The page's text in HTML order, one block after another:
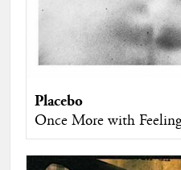
Placebo
Once More with